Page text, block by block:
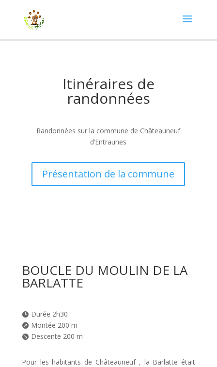
Itinéraires de
randonnées
Randonnées sur la commune de Châteauneuf
d’Entraunes
Présentation de la commune
BOUCLE DU MOULIN DE LA
BARLATTE
 Durée 2h30
 Montée 200 m
 Descente 200 m
Pour les habitants de Châteauneuf , la Barlatte était